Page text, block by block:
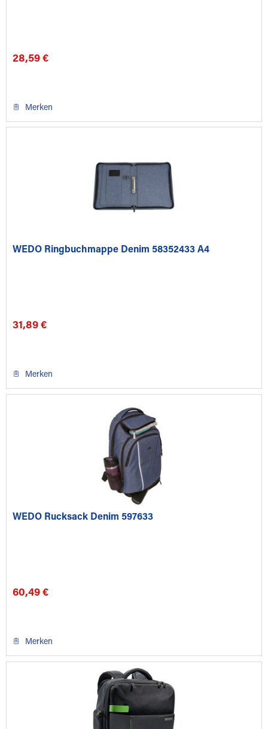
28,59 €
Merken
WEDO Ringbuchmappe Denim 58352433 A4
31,89 €
Merken
WEDO Rucksack Denim 597633
60,49 €
Merken